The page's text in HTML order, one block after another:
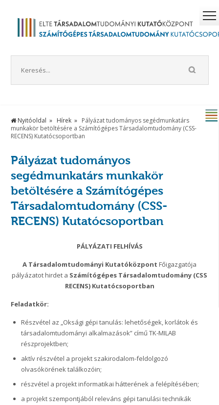
Nyitóoldal Hírek
Pályázat tudományos segédmunkatárs
munkakör betöltésére a Számítógépes Társadalomtudomány (CSS-
RECENS) Kutatócsoportban
Pályázat tudományos
segédmunkatárs munkakör
betöltésére a Számítógépes
Társadalomtudomány (CSS-
RECENS) Kutatócsoportban
PÁLYÁZATI FELHÍVÁS
A Társadalomtudományi Kutatóközpont Főigazgatója
pályázatot hirdet a Számítógépes Társadalomtudomány (CSS
RECENS) Kutatócsoportban
Feladatkör:
Részvétel az „Oksági gépi tanulás: lehetőségek, korlátok és
társadalomtudományi alkalmazások” című TK-MILAB
részprojektben;
aktív részvétel a projekt szakirodalom-feldolgozó
olvasókörének találkozóin;
részvétel a projekt informatikai hátterének a felépítésében;
a projekt szempontjából releváns gépi tanulási technikák